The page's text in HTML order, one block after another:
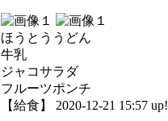
ほうとううどん
牛乳
ジャコサラダ
フルーツポンチ
【給食】 2020-12-21 15:57 up!